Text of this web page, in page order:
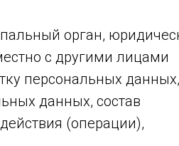
орган,
с другими лицами
персональных
данных, состав
(операции),